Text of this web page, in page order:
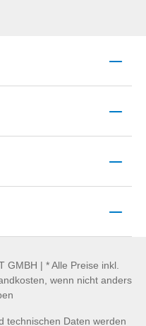
GMBH | * Alle Preise inkl.
wenn nicht anders
technischen Daten werden